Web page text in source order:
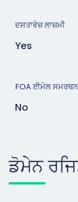
ਦਸਤਾਵੇਜ਼ ਲਾਜ਼ਮੀ
Yes
FOA ਈਮੇਲ ਸਮਰਥਨ
No
ਡੋਮੇਨ